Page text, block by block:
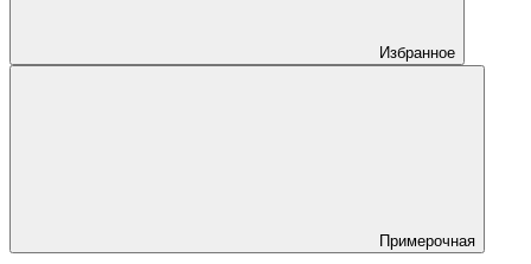
Избранное
Примерочная